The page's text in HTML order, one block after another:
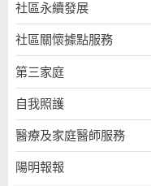
社區永續發展
社區關懷據點服務
第三家庭
自我照護
醫療及家庭醫師服務
陽明報報